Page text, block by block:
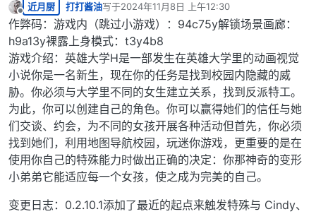
离线
近月厨 打打酱油写于2024年11月8日 上午12:30
最后由 编辑
作弊码：游戏内（跳过小游戏）：94c75y解锁场景画廊：
h9a13y裸露上身模式：t3y4b8
游戏介绍：英雄大学H是一部发生在英雄大学里的动画视觉
小说你是一名新生，现在你的任务是找到校园内隐藏的威
胁。你必须与大学里不同的女生建立关系，找到反派特工。
为此，你可以创建自己的角色。你可以赢得她们的信任与她
们交谈、约会，为不同的女孩开展各种活动但首先，你必须
找到她们，利用地图导航校园，玩迷你游戏，更重要的是在
使用你自己的特殊能力时做出正确的决定：你那神奇的变形
小弟弟它能适应每一个女孩，使之成为完美的自己。
变更日志：0.2.10.1添加了最近的起点来触发特殊与 Cindy、